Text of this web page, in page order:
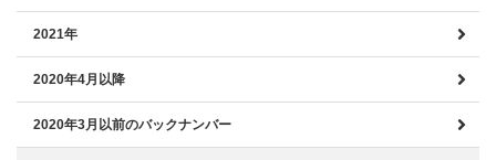
2021年
2020年4月以降
2020年3月以前のバックナンバー